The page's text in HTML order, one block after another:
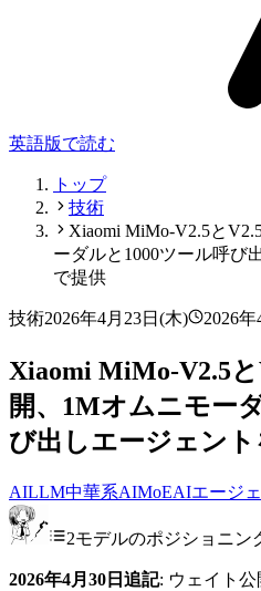
英語版で読む
トップ
技術
Xiaomi MiMo-V2.5と
ーダルと1000ツール呼び
で提供
技術2026年4月23日(木) 2026
Xiaomi MiMo-V2.5
開、1Mオムニモー
び出しエージェン
AILLM中華系AIMoEAIエージ
2モデルのポジショニン
2026年4月30日追記: ウェイト公